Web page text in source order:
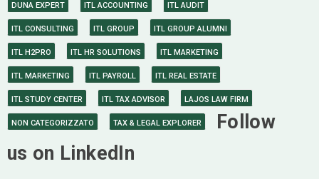
DUNA EXPERT ITL ACCOUNTING ITL AUDIT
ITL CONSULTING ITL GROUP ITL GROUP ALUMNI
ITL H2PRO ITL HR SOLUTIONS ITL MARKETING
ITL MARKETING ITL PAYROLL ITL REAL ESTATE
ITL STUDY CENTER ITL TAX ADVISOR LAJOS LAW FIRM
NON CATEGORIZZATO TAX & LEGAL EXPLORER
Follow
us on LinkedIn